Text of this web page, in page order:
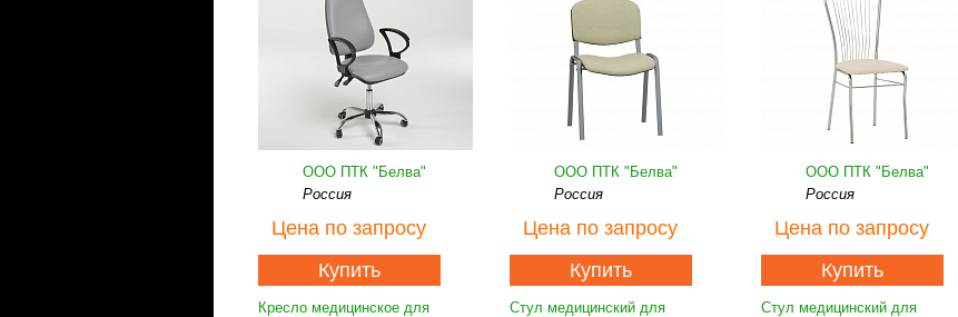
ООО ПТК "Белва"
Россия
Цена по запросу
Купить
Кресло медицинское для
ООО ПТК "Белва"
Россия
Цена по запросу
Купить
Стул медицинский для
ООО ПТК "Белва"
Россия
Цена по запросу
Купить
Стул медицинский для